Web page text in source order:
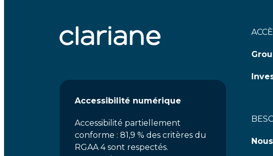
Accessibilité numérique
Accessibilité partiellement
conforme : 81,9 % des critères du
RGAA 4 sont respectés.